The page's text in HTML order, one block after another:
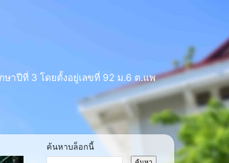
าปีที่ 3 โดยตั้งอยู่เลขที่ 92 ม.6 ต.แพ
ค้นหาบล็อกนี้